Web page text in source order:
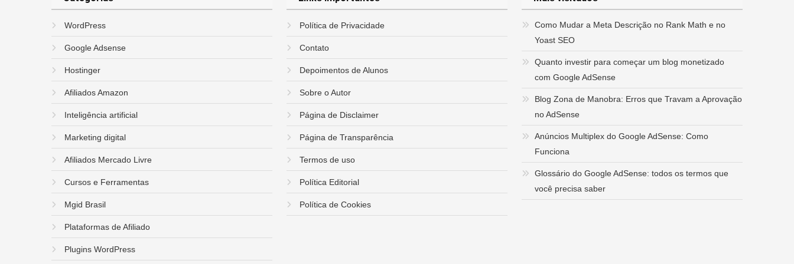
WordPress
Google Adsense
Hostinger
Afiliados Amazon
Inteligência artificial
Marketing digital
Afiliados Mercado Livre
Cursos e Ferramentas
Mgid Brasil
Plataformas de Afiliado
Plugins WordPress
Política de Privacidade
Contato
Depoimentos de Alunos
Sobre o Autor
Página de Disclaimer
Página de Transparência
Termos de uso
Política Editorial
Política de Cookies
Como Mudar a Meta Descrição no Rank Math e no
Yoast SEO
Quanto investir para começar um blog monetizado
com Google AdSense
Blog Zona de Manobra: Erros que Travam a Aprovação
no AdSense
Anúncios Multiplex do Google AdSense: Como
Funciona
Glossário do Google AdSense: todos os termos que
você precisa saber